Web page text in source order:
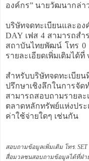
องค์กร” นายวัฒนากล่า
บริษัทจดทะเบียนและ
DAY เฟส 4 สามารถส
สถาบันไทยพัฒน์ โทร 0
รายละเอียดเพิ่มเติมได้ที่
สำหรับบริษัทจดทะเบียน
ปรึกษาเชิงลึกในการ
สามารถสอบถามรายละ
ตลาดหลักทรัพย์แห่งประ
ค่าใช้จ่ายใดๆ เช่นกัน
สอบถามข้อมูลเพิ่มเติม โทร. SET
สื่อมวลชนสอบถามข้อมูลได้ที่ฝ่า